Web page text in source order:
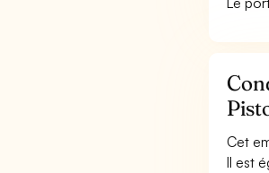
Cet
Il est